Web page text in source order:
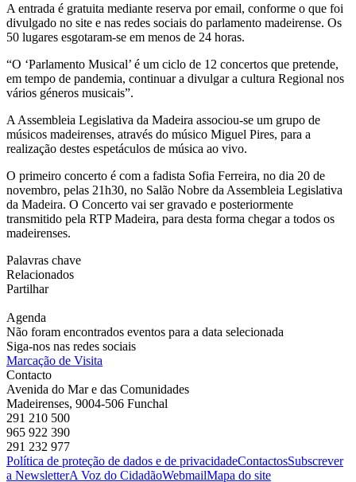
A entrada é gratuita mediante reserva por email, conforme o que foi
divulgado no site e nas redes sociais do parlamento madeirense. Os
50 lugares esgotaram-se em menos de 24 horas.
“O ‘Parlamento Musical’ é um ciclo de 12 concertos que pretende,
em tempo de pandemia, continuar a divulgar a cultura Regional nos
vários géneros musicais”.
A Assembleia Legislativa da Madeira associou-se um grupo de
músicos madeirenses, através do músico Miguel Pires, para a
realização destes espetáculos de música ao vivo.
O primeiro concerto é com a fadista Sofia Ferreira, no dia 20 de
novembro, pelas 21h30, no Salão Nobre da Assembleia Legislativa
da Madeira. O Concerto vai ser gravado e posteriormente
transmitido pela RTP Madeira, para desta forma chegar a todos os
madeirenses.
Palavras chave
Relacionados
Partilhar
Agenda
Não foram encontrados eventos para a data selecionada
Siga-nos nas redes sociais
Marcação de Visita
Contacto
Avenida do Mar e das Comunidades
Madeirenses, 9004-506 Funchal
291 210 500
965 922 390
291 232 977
Política de proteção de dados e de privacidadeContactosSubscrever
a NewsletterA Voz do CidadãoWebmailMapa do site